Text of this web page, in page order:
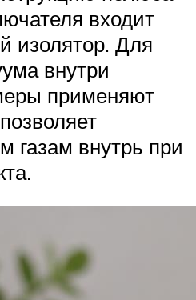
входит
изолятор. Для
внутри
применяют
газам внутрь при